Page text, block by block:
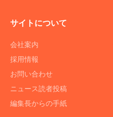
サイトについて
会社案内
採用情報
お問い合わせ
ニュース読者投稿
編集長からの手紙